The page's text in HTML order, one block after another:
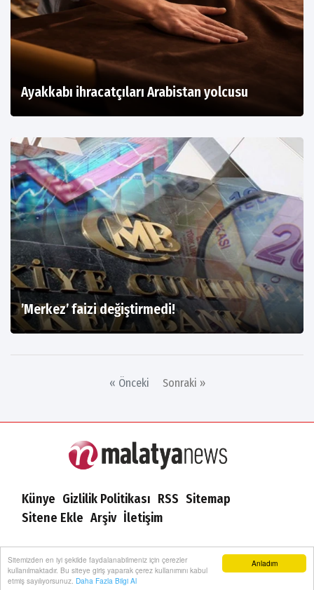
Anladım
Sitemizden en iyi şekilde faydalanabilmeniz için çerezler
kullanılmaktadır. Bu siteye giriş yaparak çerez kullanımını kabul
etmiş sayılıyorsunuz. Daha Fazla Bilgi Al
Ayakkabı ihracatçıları Arabistan yolcusu
’Merkez’ faizi değiştirmedi!
« Önceki Sonraki »
Künye Gizlilik Politikası RSS Sitemap
Sitene Ekle Arşiv İletişim
Malatya News I Malatya Haber | Yazılım:Onemsoft